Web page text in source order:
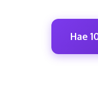
Hae